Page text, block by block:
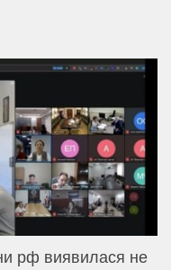
рф виявилася не